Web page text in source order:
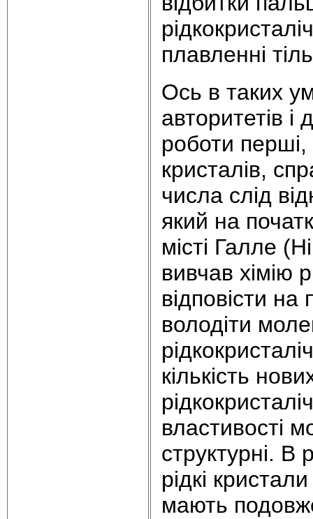
плавленні
Ось в таких
авторитетів і
роботи перші,
кристалів,
числа слід
який на
місті Галле
вивчав хімію
відповісти
володіти
кількість
властивості
структурні. В
рідкі
мають